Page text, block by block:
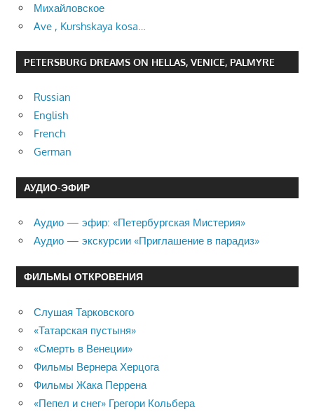
Михайловское
Ave , Kurshskaya kosa…
PETERSBURG DREAMS ON HELLAS, VENICE, PALMYRE
Russian
English
French
German
АУДИО-ЭФИР
Аудио — эфир: «Петербургская Мистерия»
Аудио — экскурсии «Приглашение в парадиз»
ФИЛЬМЫ ОТКРОВЕНИЯ
Слушая Тарковского
«Татарская пустыня»
«Смерть в Венеции»
Фильмы Вернера Херцога
Фильмы Жака Перрена
«Пепел и снег» Грегори Кольбера